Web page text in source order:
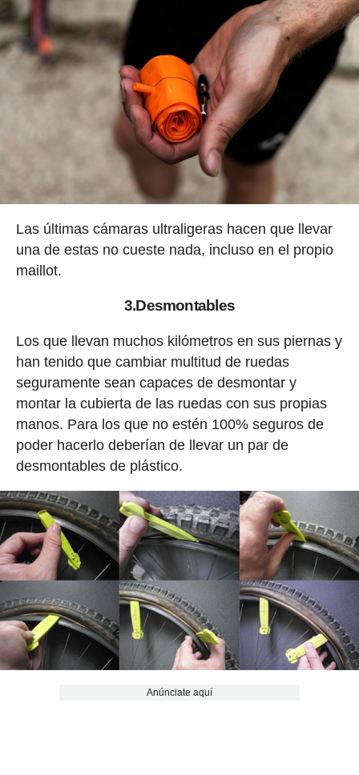
Las últimas cámaras ultraligeras hacen que llevar
una de estas no cueste nada, incluso en el propio
maillot.
3.Desmontables
Los que llevan muchos kilómetros en sus piernas y
han tenido que cambiar multitud de ruedas
seguramente sean capaces de desmontar y
montar la cubierta de las ruedas con sus propias
manos. Para los que no estén 100% seguros de
poder hacerlo deberían de llevar un par de
desmontables de plástico.
Anúnciate aquí